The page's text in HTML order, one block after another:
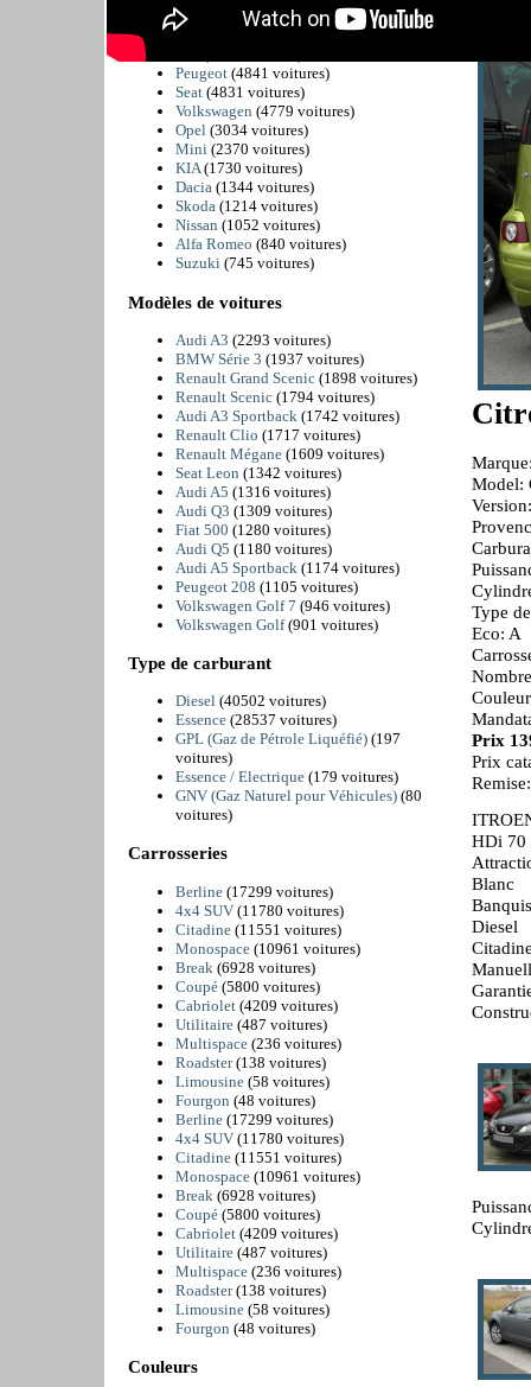
Model:
Type
Eco: A
Prix
Prix
HDi 70
Blanc
Diesel
BMW
(6225 voitures)
Citroën
Peugeot(4841 voitures)
Seat(4831 voitures)
Volkswagen (4779 voitures)
Opel(3034 voitures)
Mini(2370 voitures)
KIA(1730 voitures)
Dacia(1344 voitures)
Skoda(1214 voitures)
Nissan (1052 voitures)
Alfa Romeo (840 voitures)
Suzuki(745 voitures)
Modèles de voitures
Audi A3 (2293 voitures)
BMW Série 3 (1937 voitures)
Renault Grand Scenic (1898 voitures)
Renault Scenic (1794 voitures)
Audi A3 Sportback (1742 voitures)
Renault Clio (1717 voitures)
Renault Mégane (1609 voitures)
Seat Leon (1342 voitures)
Audi A5 (1316 voitures)
Audi Q3 (1309 voitures)
Fiat 500 (1280 voitures)
Audi Q5 (1180 voitures)
Audi A5 Sportback (1174 voitures)
Peugeot 208 (1105 voitures)
Volkswagen Golf 7 (946 voitures)
Volkswagen Golf(901 voitures)
Type de carburant
Diesel(40502 voitures)
Essence(28537 voitures)
GPL (Gaz de Pétrole Liquéfié)(197
voitures)
Essence / Electrique(179 voitures)
GNV (Gaz Naturel pour Véhicules)(80
voitures)
Carrosseries
Berline(17299 voitures)
4x4 SUV(11780 voitures)
Citadine(11551 voitures)
Monospace(10961 voitures)
Break (6928 voitures)
Coupé(5800 voitures)
Cabriolet(4209 voitures)
Utilitaire(487 voitures)
Multispace(236 voitures)
Roadster(138 voitures)
Limousine(58 voitures)
Fourgon (48 voitures)
Berline(17299 voitures)
4x4 SUV(11780 voitures)
Citadine(11551 voitures)
Monospace(10961 voitures)
Break (6928 voitures)
Coupé(5800 voitures)
Cabriolet(4209 voitures)
Utilitaire(487 voitures)
Multispace(236 voitures)
Roadster(138 voitures)
Limousine(58 voitures)
Fourgon (48 voitures)
Couleurs